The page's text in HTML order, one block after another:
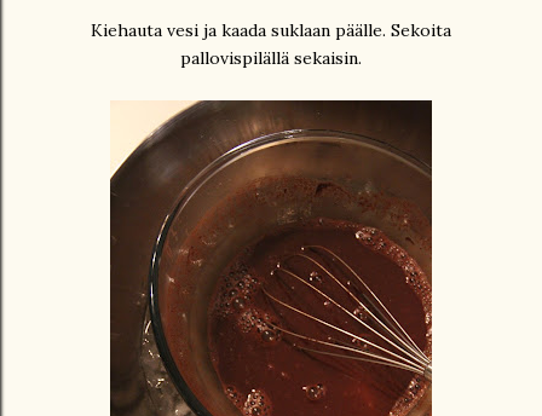
Kiehauta vesi ja kaada suklaan päälle. Sekoita
pallovispilällä sekaisin.